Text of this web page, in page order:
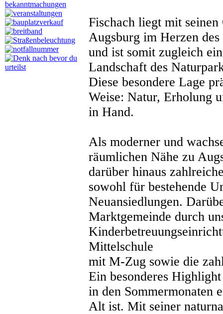
Fischach liegt mit
Augsburg im Herzen
und ist somit zugleich
Landschaft des
Diese besondere Lage
Weise: Natur, Erholung
in Hand.
Als moderner und
räumlichen Nähe zu
darüber hinaus
sowohl für bestehende
Neuansiedlungen.
Marktgemeinde durch
Mittelschule
mit M-Zug sowie die
Ein besonderes
in den Sommermonaten
Alt ist. Mit seiner